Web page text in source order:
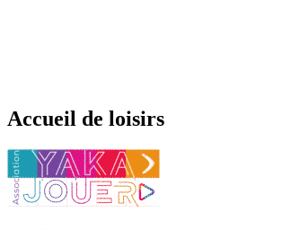
Accueil de loisirs